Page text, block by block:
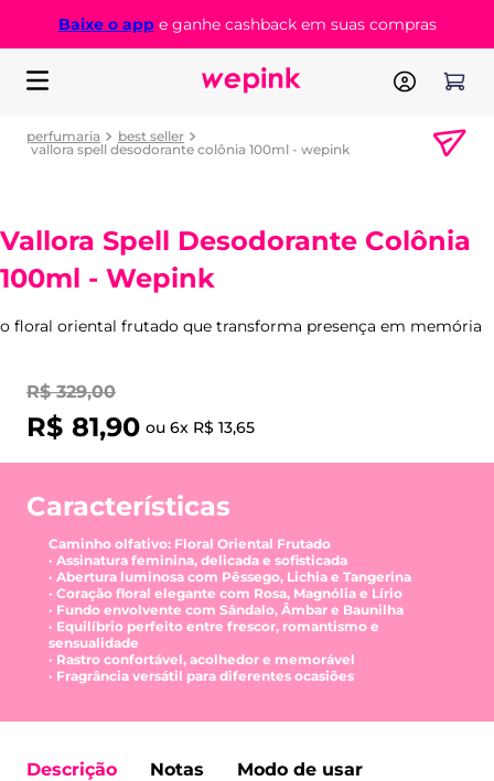
Baixe o appe ganhe cashback em suas compras
perfumaria
best seller
vallora spell desodorante colônia 100ml - wepink
Vallora Spell Desodorante Colônia
100ml - Wepink
o floral oriental frutado que transforma presença em memória
R$ 329,00
R$ 81,90 ou 6x R$ 13,65
Características
Caminho olfativo: Floral Oriental Frutado
· Assinatura feminina, delicada e sofisticada
· Abertura luminosa com Pêssego, Lichia e Tangerina
· Coração floral elegante com Rosa, Magnólia e Lírio
· Fundo envolvente com Sândalo, Âmbar e Baunilha
· Equilíbrio perfeito entre frescor, romantismo e
sensualidade
· Rastro confortável, acolhedor e memorável
· Fragrância versátil para diferentes ocasiões
Descrição Notas Modo de usar